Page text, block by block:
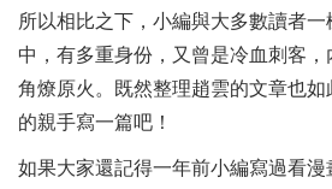
所以相比之下，小編與大多數讀者
中，有多重身份，又曾是冷血刺客
角燎原火。既然整理趙雲的文章也
的親手寫一篇吧！
如果大家還記得一年前小編寫過看